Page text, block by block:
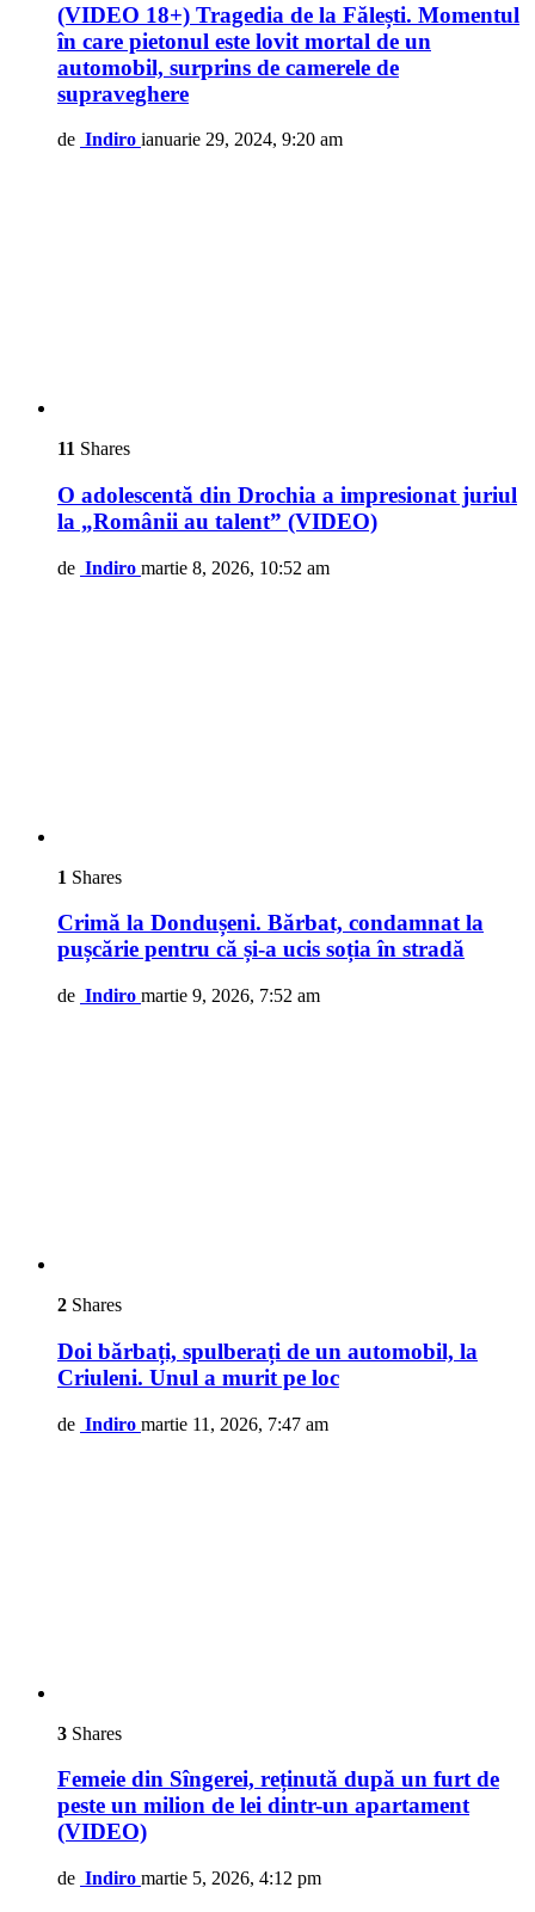
(VIDEO 18+) Tragedia de la Fălești. Momentul
în care pietonul este lovit mortal de un
automobil, surprins de camerele de
supraveghere
de Indiro ianuarie 29, 2024, 9:20 am
11 Shares
O adolescentă din Drochia a impresionat juriul
la „Românii au talent” (VIDEO)
de Indiro martie 8, 2026, 10:52 am
1 Shares
Crimă la Dondușeni. Bărbat, condamnat la
pușcărie pentru că și-a ucis soția în stradă
de Indiro martie 9, 2026, 7:52 am
2 Shares
Doi bărbați, spulberați de un automobil, la
Criuleni. Unul a murit pe loc
de Indiro martie 11, 2026, 7:47 am
3 Shares
Femeie din Sîngerei, reținută după un furt de
peste un milion de lei dintr-un apartament
(VIDEO)
de Indiro martie 5, 2026, 4:12 pm